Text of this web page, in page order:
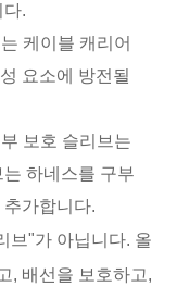
다.
케이블 캐리어
요소에 방전될
보호 슬리브는
하네스를 구부
가합니다.
브"가 아닙니다. 올
, 배선을 보호하고,